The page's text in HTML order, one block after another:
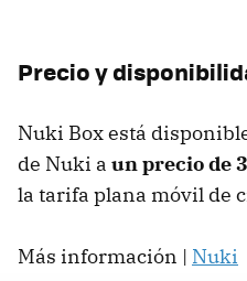
Precio y
Nuki Box está
de Nuki a un precio de
la tarifa plana móvil de
Más información | Nuki